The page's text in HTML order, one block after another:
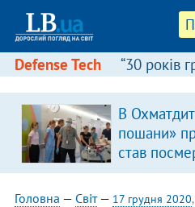
Defense Tech “30 років
В
пошани»
став
Головна — Світ— 17 грудня 2020